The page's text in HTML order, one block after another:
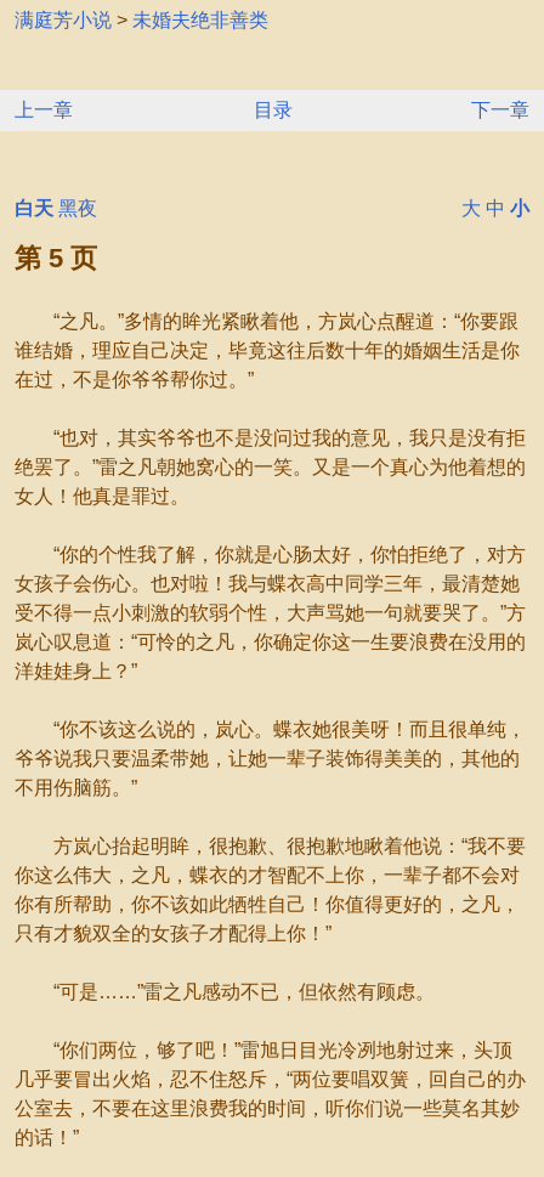
满庭芳小说 > 未婚夫绝非善类
上一章 目录 下一章
白天 黑夜 大 中 小
第 5 页
“之凡。”多情的眸光紧瞅着他，方岚心点醒道：“你要跟
谁结婚，理应自己决定，毕竟这往后数十年的婚姻生活是你
在过，不是你爷爷帮你过。”
“也对，其实爷爷也不是没问过我的意见，我只是没有拒
绝罢了。”雷之凡朝她窝心的一笑。又是一个真心为他着想的
女人！他真是罪过。
“你的个性我了解，你就是心肠太好，你怕拒绝了，对方
女孩子会伤心。也对啦！我与蝶衣高中同学三年，最清楚她
受不得一点小刺激的软弱个性，大声骂她一句就要哭了。”方
岚心叹息道：“可怜的之凡，你确定你这一生要浪费在没用的
洋娃娃身上？”
“你不该这么说的，岚心。蝶衣她很美呀！而且很单纯，
爷爷说我只要温柔带她，让她一辈子装饰得美美的，其他的
不用伤脑筋。”
方岚心抬起明眸，很抱歉、很抱歉地瞅着他说：“我不要
你这么伟大，之凡，蝶衣的才智配不上你，一辈子都不会对
你有所帮助，你不该如此牺牲自己！你值得更好的，之凡，
只有才貌双全的女孩子才配得上你！”
“可是……”雷之凡感动不已，但依然有顾虑。
“你们两位，够了吧！”雷旭日目光冷冽地射过来，头顶
几乎要冒出火焰，忍不住怒斥，“两位要唱双簧，回自己的办
公室去，不要在这里浪费我的时间，听你们说一些莫名其妙
的话！”